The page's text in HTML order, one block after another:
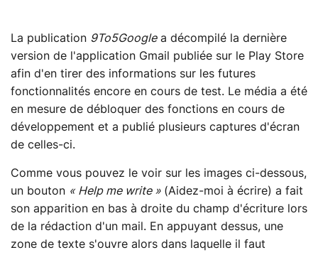
La publication 9To5Googlea décompilé la dernière
version de l'application Gmail publiée sur le Play Store
afin d'en tirer des informations sur les futures
fonctionnalités encore en cours de test. Le média a été
en mesure de débloquer des fonctions en cours de
développement et a publié plusieurs captures d'écran
de celles-ci.
Comme vous pouvez le voir sur les images ci-dessous,
un bouton « Help me write » (Aidez-moi à écrire) a fait
son apparition en bas à droite du champ d'écriture lors
de la rédaction d'un mail. En appuyant dessus, une
zone de texte s'ouvre alors dans laquelle il faut